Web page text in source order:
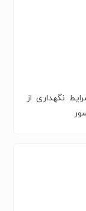
نگهداری از